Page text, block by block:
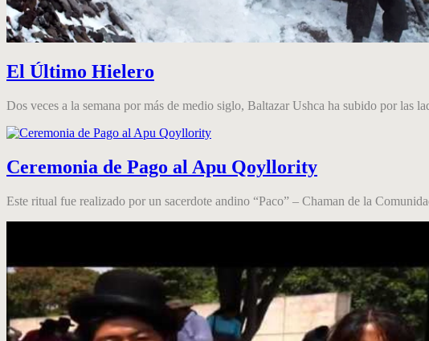
El Último Hielero
Dos veces a la semana por más de medio siglo, Baltazar Ushca ha subido por las
Ceremonia de Pago al Apu Qoyllority
Este ritual fue realizado por un sacerdote andino “Paco” – Chaman de la